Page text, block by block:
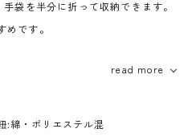
袋を半分に折って収納できます。
です。
read more
:綿・ポリエステル混